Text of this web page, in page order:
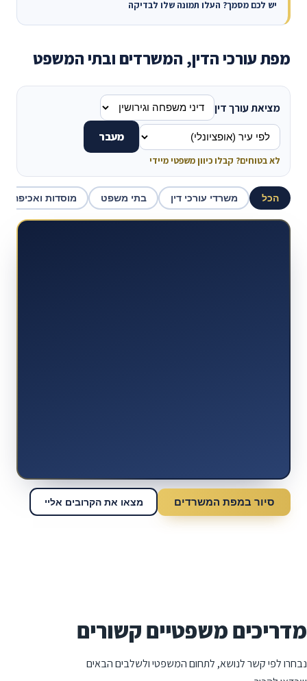
יש לכם מסמך? העלו תמונה שלו לבדיקה
מפת עורכי הדין, המשרדים ובתי המשפט
מציאת עורך דין
מעבר
לא בטוחים? קבלו כיוון משפטי מיידי
הכל משרדי עורכי דין בתי משפט מוסדות ואכיפה
סיור במפת המשרדים מצאו את הקרובים אליי
מדריכים משפטיים קשורים
נבחרו לפי קשר לנושא, לתחום המשפטי ולשלבים הבאים